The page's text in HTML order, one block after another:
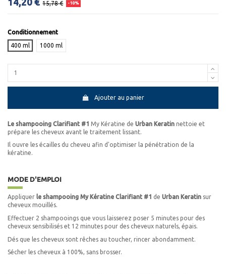
14,20 € 15,78 € -10%
Conditionnement
400 ml
1000 ml
Ajouter au panier
Le shampooing Clarifiant #1 My Kératine de Urban Keratin nettoie et
prépare les cheveux avant le traitement lissant.
Il ouvre les écailles du cheveu afin d'optimiser la pénétration de la
kératine.
MODE D'EMPLOI
Appliquer le shampooing My Kératine Clarifiant #1 de Urban Keratin sur
cheveux mouillés.
Effectuer 2 shampooings que vous laisserez poser 5 minutes pour des
cheveux sensibilisés et 12 minutes pour des cheveux naturels, épais.
Dés que les cheveux sont rêches au toucher, rincer abondamment.
Sécher les cheveux à 100%, sans brosser.